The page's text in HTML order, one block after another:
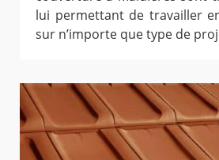
lui permettant de travailler
sur n’importe que type de